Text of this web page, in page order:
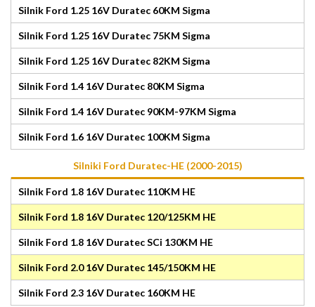
Silnik Ford 1.25 16V Duratec 60KM Sigma
Silnik Ford 1.25 16V Duratec 75KM Sigma
Silnik Ford 1.25 16V Duratec 82KM Sigma
Silnik Ford 1.4 16V Duratec 80KM Sigma
Silnik Ford 1.4 16V Duratec 90KM-97KM Sigma
Silnik Ford 1.6 16V Duratec 100KM Sigma
Silniki Ford Duratec-HE (2000-2015)
Silnik Ford 1.8 16V Duratec 110KM HE
Silnik Ford 1.8 16V Duratec 120/125KM HE
Silnik Ford 1.8 16V Duratec SCi 130KM HE
Silnik Ford 2.0 16V Duratec 145/150KM HE
Silnik Ford 2.3 16V Duratec 160KM HE